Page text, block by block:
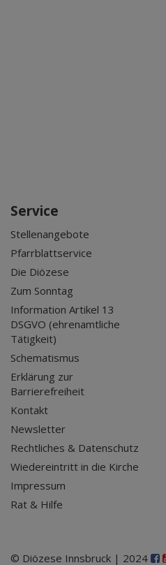
Service
Stellenangebote
Pfarrblattservice
Die Diözese
Zum Sonntag
Information Artikel 13
DSGVO (ehrenamtliche
Tätigkeit)
Schematismus
Erklärung zur
Barrierefreiheit
Kontakt
Newsletter
Rechtliches & Datenschutz
Wiedereintritt in die Kirche
Impressum
Rat & Hilfe
© Diözese Innsbruck | 2024